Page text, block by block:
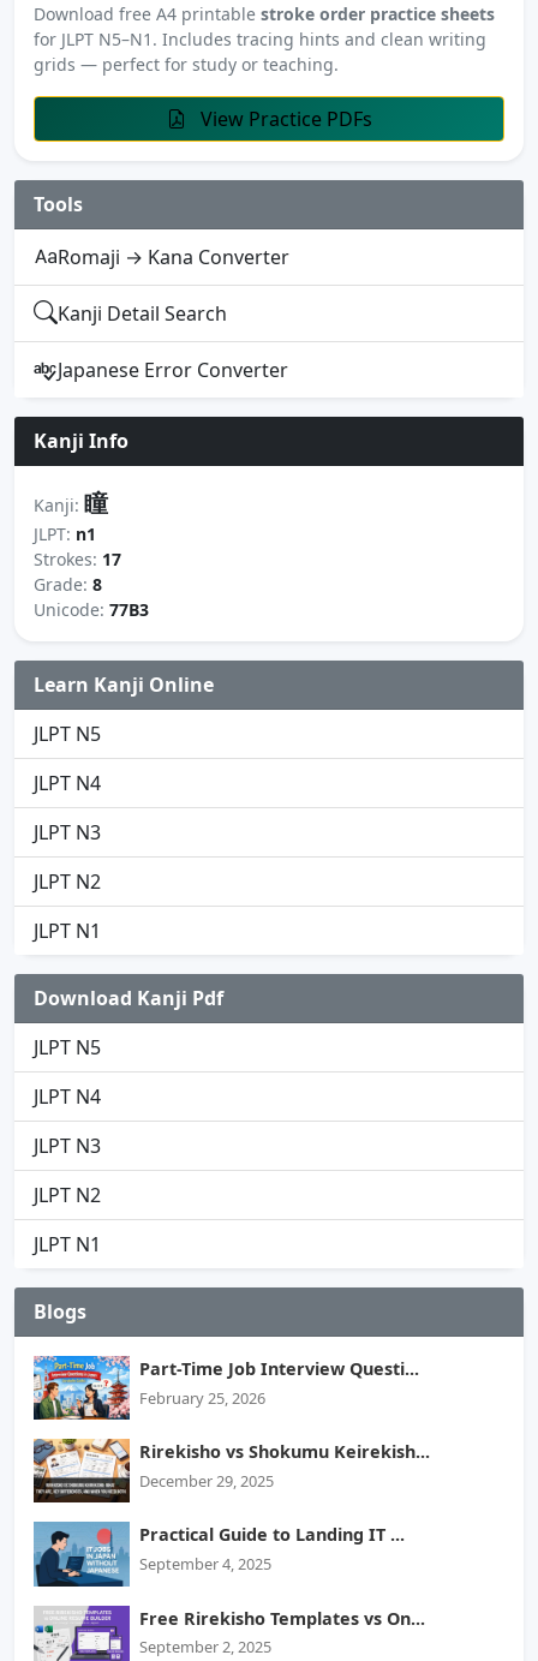
Download free A4 printable stroke order practice sheets
for JLPT N5–N1. Includes tracing hints and clean writing
grids — perfect for study or teaching.
View Practice PDFs
Tools
Romaji → Kana Converter
Kanji Detail Search
Japanese Error Converter
Kanji Info
Kanji: 瞳
JLPT: n1
Strokes: 17
Grade: 8
Unicode: 77B3
Learn Kanji Online
JLPT N5
JLPT N4
JLPT N3
JLPT N2
JLPT N1
Download Kanji Pdf
JLPT N5
JLPT N4
JLPT N3
JLPT N2
JLPT N1
Blogs
Part-Time Job Interview Questi...
February 25, 2026
Rirekisho vs Shokumu Keirekish...
December 29, 2025
Practical Guide to Landing IT ...
September 4, 2025
Free Rirekisho Templates vs On...
September 2, 2025